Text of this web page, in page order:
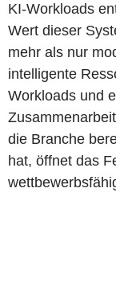
KI-Workloads
Wert dieser
mehr als nur
intelligente
Workloads und
die Branche
hat, öffnet das